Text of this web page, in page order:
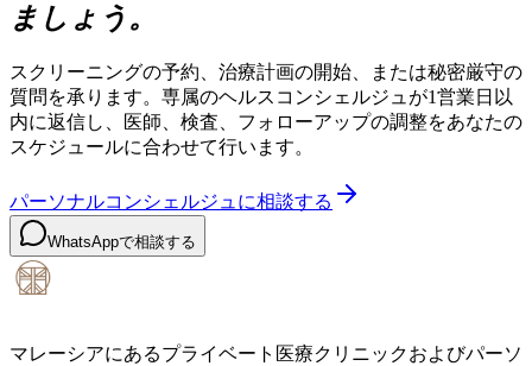
ましょう。
スクリーニングの予約、治療計画の開始、または秘密厳守の
質問を承ります。専属のヘルスコンシェルジュが1営業日以
内に返信し、医師、検査、フォローアップの調整をあなたの
スケジュールに合わせて行います。
パーソナルコンシェルジュに相談する
WhatsAppで相談する
マレーシアにあるプライベート医療クリニックおよびパーソ